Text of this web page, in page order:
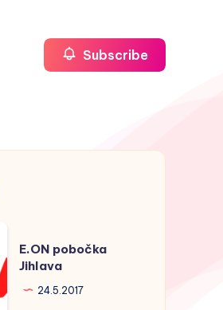
Subscribe
E.ON pobočka
Jihlava
24.5.2017